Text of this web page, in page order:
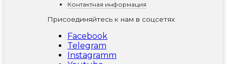
Контактная информация
Присоединяйтесь к нам в соцсетях
Facebook
Telegram
Instagramm